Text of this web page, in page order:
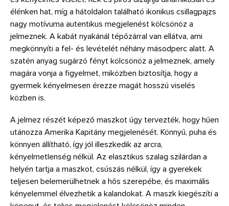
élénken hat, míg a hátoldalon található ikonikus csillagpajzs
nagy motívuma autentikus megjelenést kölcsönöz a
jelmeznek. A kabát nyakánál tépőzárral van ellátva, ami
megkönnyíti a fel- és levételét néhány másodperc alatt. A
szatén anyag sugárzó fényt kölcsönöz a jelmeznek, amely
magára vonja a figyelmet, miközben biztosítja, hogy a
gyermek kényelmesen érezze magát hosszú viselés
közben is.
A jelmez részét képező maszkot úgy tervezték, hogy hűen
utánozza Amerika Kapitány megjelenését. Könnyű, puha és
könnyen állítható, így jól illeszkedik az arcra,
kényelmetlenség nélkül. Az elasztikus szalag szilárdan a
helyén tartja a maszkot, csúszás nélkül, így a gyerekek
teljesen belemerülhetnek a hős szerepébe, és maximális
kényelemmel élvezhetik a kalandokat. A maszk kiegészíti a